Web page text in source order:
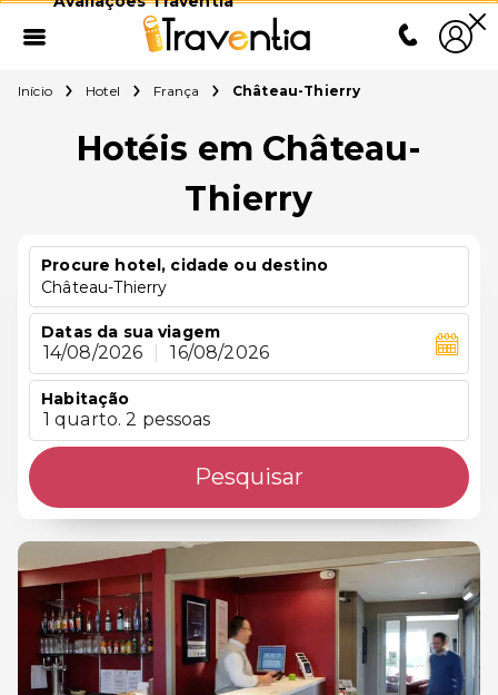
Início Hotel França Château-Thierry
Hotéis em Château-
Thierry
Procure hotel, cidade ou destino
Château-Thierry
Datas da sua viagem
14/08/2026 16/08/2026
Habitação
1 quarto. 2 pessoas
Pesquisar